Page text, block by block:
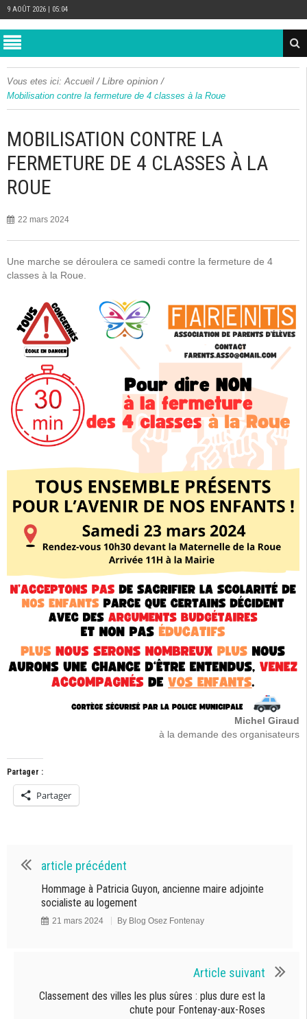
9 AOÛT 2026 | 05:04
Vous etes ici: Accueil /Libre opinion /
Mobilisation contre la fermeture de 4 classes à la Roue
MOBILISATION CONTRE LA
FERMETURE DE 4 CLASSES À LA
ROUE
22 mars 2024
Une marche se déroulera ce samedi contre la fermeture de 4
classes à la Roue.
Michel Giraud
à la demande des organisateurs
Partager :
Partager
article précédent
Hommage à Patricia Guyon, ancienne maire adjointe
socialiste au logement
21 mars 2024 By Blog Osez Fontenay
Article suivant
Classement des villes les plus sûres : plus dure est la
chute pour Fontenay-aux-Roses